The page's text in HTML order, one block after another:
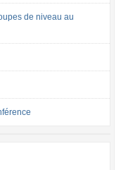
de niveau au